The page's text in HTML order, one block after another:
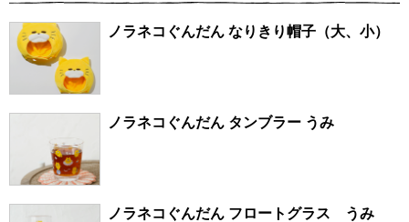
ノラネコぐんだん なりきり帽子（大、小）
ノラネコぐんだん タンブラー うみ
ノラネコぐんだん フロートグラス うみ